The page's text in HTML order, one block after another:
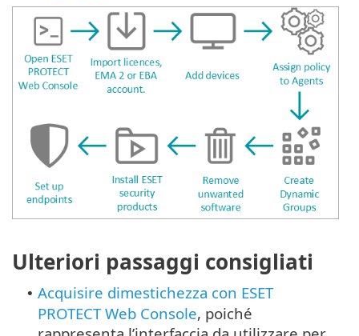
Ulteriori passaggi consigliati
• Acquisire dimestichezza con ESET
PROTECT Web Console, poiché